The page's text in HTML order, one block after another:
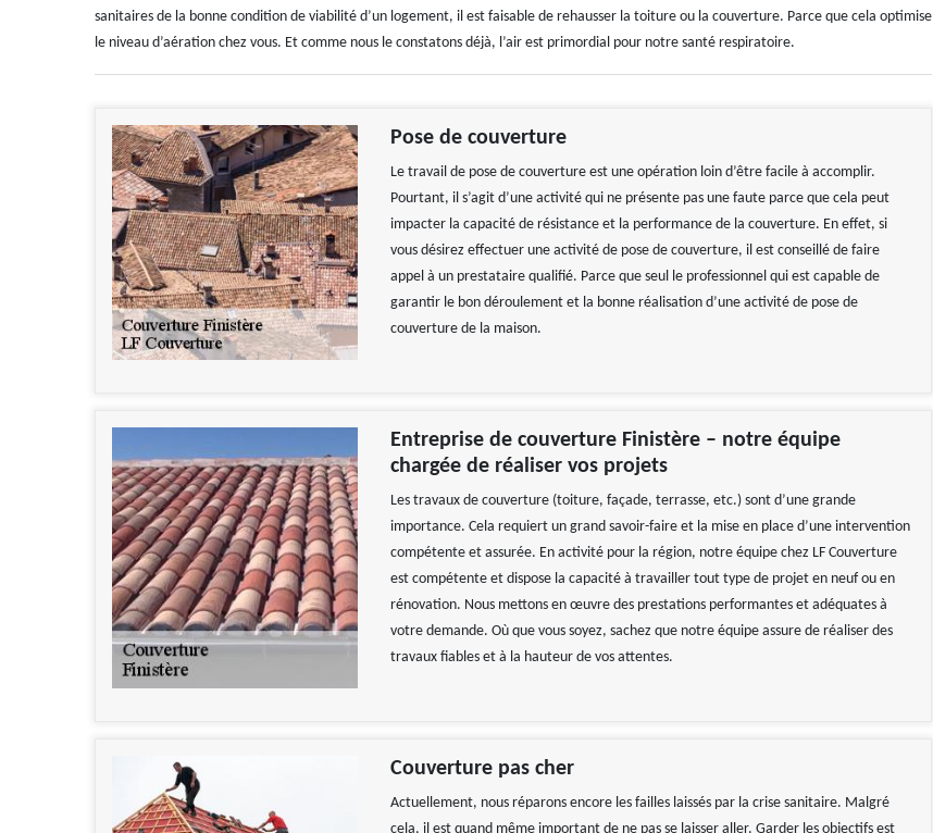
sanitaires de la bonne condition de viabilité d’un logement, il est faisable de rehausser la toiture ou la couverture. Parce que cela optimise
le niveau d’aération chez vous. Et comme nous le constatons déjà, l’air est primordial pour notre santé respiratoire.
Pose de couverture
Le travail de pose de couverture est une opération loin d’être facile à accomplir.
Pourtant, il s’agit d’une activité qui ne présente pas une faute parce que cela peut
impacter la capacité de résistance et la performance de la couverture. En effet, si
vous désirez effectuer une activité de pose de couverture, il est conseillé de faire
appel à un prestataire qualifié. Parce que seul le professionnel qui est capable de
garantir le bon déroulement et la bonne réalisation d’une activité de pose de
couverture de la maison.
Entreprise de couverture Finistère – notre équipe
chargée de réaliser vos projets
Les travaux de couverture (toiture, façade, terrasse, etc.) sont d’une grande
importance. Cela requiert un grand savoir-faire et la mise en place d’une intervention
compétente et assurée. En activité pour la région, notre équipe chez LF Couverture
est compétente et dispose la capacité à travailler tout type de projet en neuf ou en
rénovation. Nous mettons en œuvre des prestations performantes et adéquates à
votre demande. Où que vous soyez, sachez que notre équipe assure de réaliser des
travaux fiables et à la hauteur de vos attentes.
Couverture pas cher
Actuellement, nous réparons encore les failles laissés par la crise sanitaire. Malgré
cela, il est quand même important de ne pas se laisser aller. Garder les objectifs est